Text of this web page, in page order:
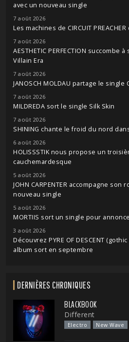
avec un nouveau single
7 août 2026
Les machines de CIRCUIT
7 août 2026
AESTHETIC PERFECTION succombe
Villain Era
7 août 2026
JANOSCH MOLDAU partage le single
7 août 2026
MILDREDA sort le single Silk Skin
7 août 2026
SHINING chante le froid du nord
6 août 2026
HOLISSSTIK nous propose un
cauchemardesque
5 août 2026
JOHN CARPENTER accompagne
nouveau single
5 août 2026
MORTIIS sort un single pour
3 août 2026
Découvrez PYRE OF DESCENT
album sort en septembre
DERNIÈRES CHRONIQUES
BLACKBOOK
Different
Electro New Wave